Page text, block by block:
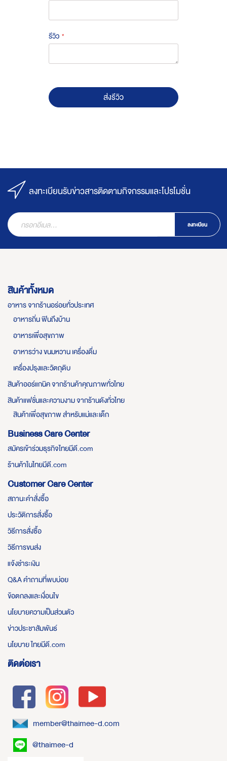
รีวิว
ส่งรีวิว
ลงทะเบียนรับข่าวสารติดตามกิจกรรมและโปรโมชั่น
ลงทะเบียน
สินค้าทั้งหมด
อาหาร จากร้านอร่อยทั่วประเทศ
อาหารถิ่น ฟินถึงบ้าน
อาหารเพื่อสุขภาพ
อาหารว่าง ขนมหวาน เครื่องดื่ม
เครื่องปรุงและวัตถุดิบ
สินค้าออร์แกนิค จากร้านค้าคุณภาพทั่วไทย
สินค้าแฟชั่นและความงาม จากร้านดังทั่วไทย
สินค้าเพื่อสุขภาพ สำหรับแม่และเด็ก
Business Care Center
สมัครเข้าร่วมธุรกิจไทยมีดี.com
ร้านค้าในไทยมีดี.com
Customer Care Center
สถานะคำสั่งซื้อ
ประวัติการสั่งซื้อ
วิธีการสั่งซื้อ
วิธีการขนส่ง
แจ้งชำระเงิน
Q&A คำถามที่พบบ่อย
ข้อตกลงและเงื่อนไข
นโยบายความเป็นส่วนตัว
ข่าวประชาสัมพันธ์
นโยบาย ไทยมีดี.com
ติดต่อเรา
member@thaimee-d.com
@thaimee-d